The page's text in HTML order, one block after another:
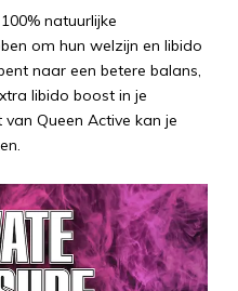
natuurlijke
om hun welzijn en libido
naar een betere balans,
libido boost in je
Queen Active kan je